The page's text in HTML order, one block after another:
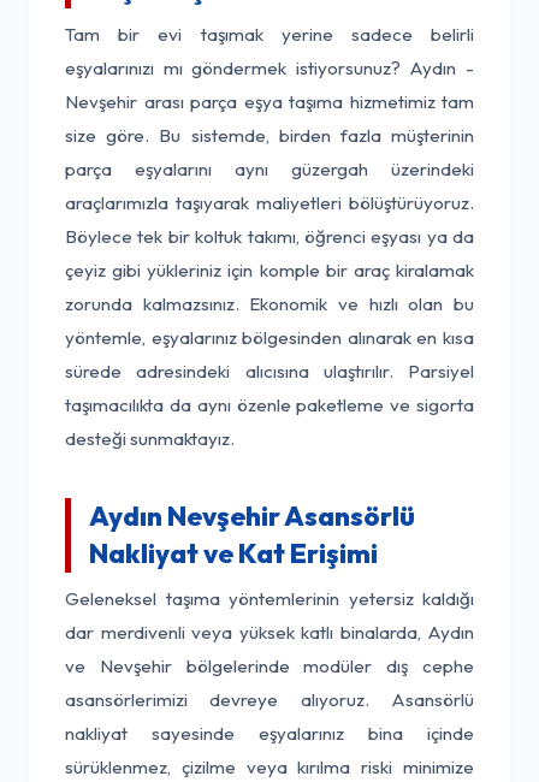
Tam bir evi taşımak yerine sadece belirli
eşyalarınızı mı göndermek istiyorsunuz? Aydın -
Nevşehir arası parça eşya taşıma hizmetimiz tam
size göre. Bu sistemde, birden fazla müşterinin
parça eşyalarını aynı güzergah üzerindeki
araçlarımızla taşıyarak maliyetleri bölüştürüyoruz.
Böylece tek bir koltuk takımı, öğrenci eşyası ya da
çeyiz gibi yükleriniz için komple bir araç kiralamak
zorunda kalmazsınız. Ekonomik ve hızlı olan bu
yöntemle, eşyalarınız bölgesinden alınarak en kısa
sürede adresindeki alıcısına ulaştırılır. Parsiyel
taşımacılıkta da aynı özenle paketleme ve sigorta
desteği sunmaktayız.
Aydın Nevşehir Asansörlü
Nakliyat ve Kat Erişimi
Geleneksel taşıma yöntemlerinin yetersiz kaldığı
dar merdivenli veya yüksek katlı binalarda, Aydın
ve Nevşehir bölgelerinde modüler dış cephe
asansörlerimizi devreye alıyoruz. Asansörlü
nakliyat sayesinde eşyalarınız bina içinde
sürüklenmez, çizilme veya kırılma riski minimize